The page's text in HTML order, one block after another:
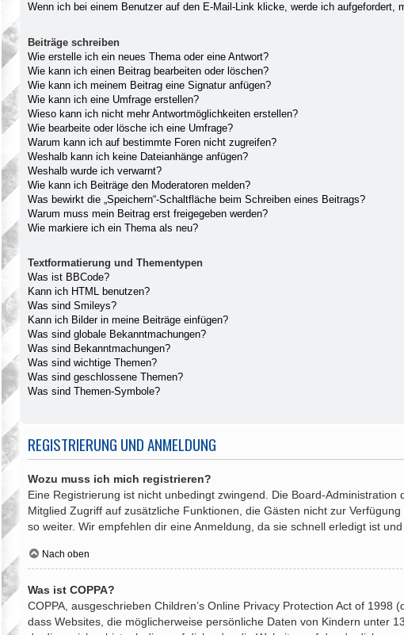
Wenn ich bei einem Benutzer auf den E-Mail-Link klicke, werde ich aufgefordert,
Beiträge schreiben
Wie erstelle ich ein neues Thema oder eine Antwort?
Wie kann ich einen Beitrag bearbeiten oder löschen?
Wie kann ich meinem Beitrag eine Signatur anfügen?
Wie kann ich eine Umfrage erstellen?
Wieso kann ich nicht mehr Antwortmöglichkeiten erstellen?
Wie bearbeite oder lösche ich eine Umfrage?
Warum kann ich auf bestimmte Foren nicht zugreifen?
Weshalb kann ich keine Dateianhänge anfügen?
Weshalb wurde ich verwarnt?
Wie kann ich Beiträge den Moderatoren melden?
Was bewirkt die „Speichern“-Schaltfläche beim Schreiben eines Beitrags?
Warum muss mein Beitrag erst freigegeben werden?
Wie markiere ich ein Thema als neu?
Textformatierung und Thementypen
Was ist BBCode?
Kann ich HTML benutzen?
Was sind Smileys?
Kann ich Bilder in meine Beiträge einfügen?
Was sind globale Bekanntmachungen?
Was sind Bekanntmachungen?
Was sind wichtige Themen?
Was sind geschlossene Themen?
Was sind Themen-Symbole?
REGISTRIERUNG UND ANMELDUNG
Wozu muss ich mich registrieren?
Eine Registrierung ist nicht unbedingt zwingend. Die Board-
Mitglied Zugriff auf zusätzliche Funktionen, die Gästen nicht zur
so weiter. Wir empfehlen dir eine Anmeldung, da sie schnell erledigt ist
Nach oben
Was ist COPPA?
COPPA, ausgeschrieben Children’s Online Privacy Protection Act of
dass Websites, die möglicherweise persönliche Daten von Kindern unter